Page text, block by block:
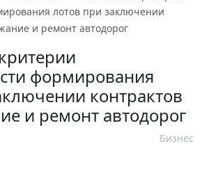
лотов при заключении
и ремонт автодорог
формирования
контрактов
и ремонт автодорог
Бизнес